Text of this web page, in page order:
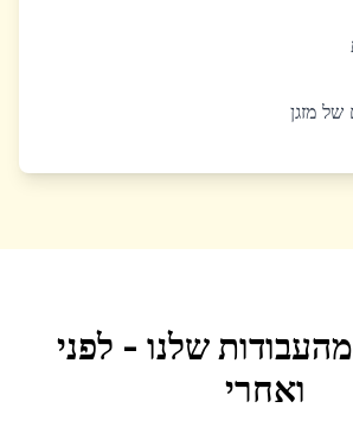
של מזגן
שלנו - לפני
ואחרי